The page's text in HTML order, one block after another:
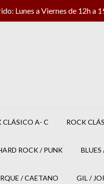
Lunes a Viernes de 12h a
CLÁSICO A- C ROCK
ROCK / PUNK
/ CAETANO GIL /